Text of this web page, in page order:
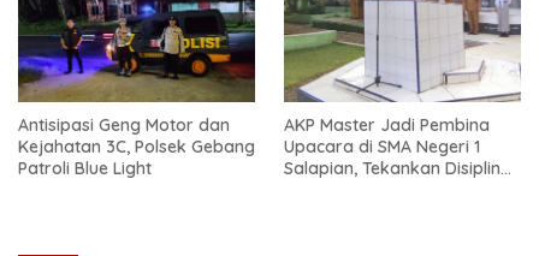
Antisipasi Geng Motor dan
Kejahatan 3C, Polsek Gebang
Patroli Blue Light
AKP Master Jadi Pembina
Upacara di SMA Negeri 1
Salapian, Tekankan Disiplin